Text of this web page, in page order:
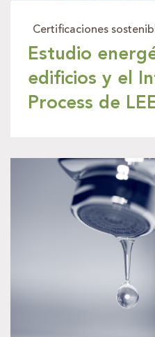
Certificaciones
Estudio
edificios y el
Process de